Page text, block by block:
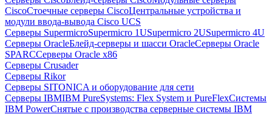
CiscoСтоечные серверы CiscoЦентральные устройства и
модули ввода-вывода Cisco UCS
Серверы SupermicroSupermicro 1USupermicro 2USupermicro 4U
Серверы OracleБлейд-серверы и шасси OracleСерверы Oracle
SPARCСерверы Oracle x86
Серверы Crusader
Серверы Rikor
Серверы SITONICA и оборудование для сети
Серверы IBMIBM PureSystems: Flex System и PureFlexСистемы
IBM PowerСнятые с производства серверные системы IBM